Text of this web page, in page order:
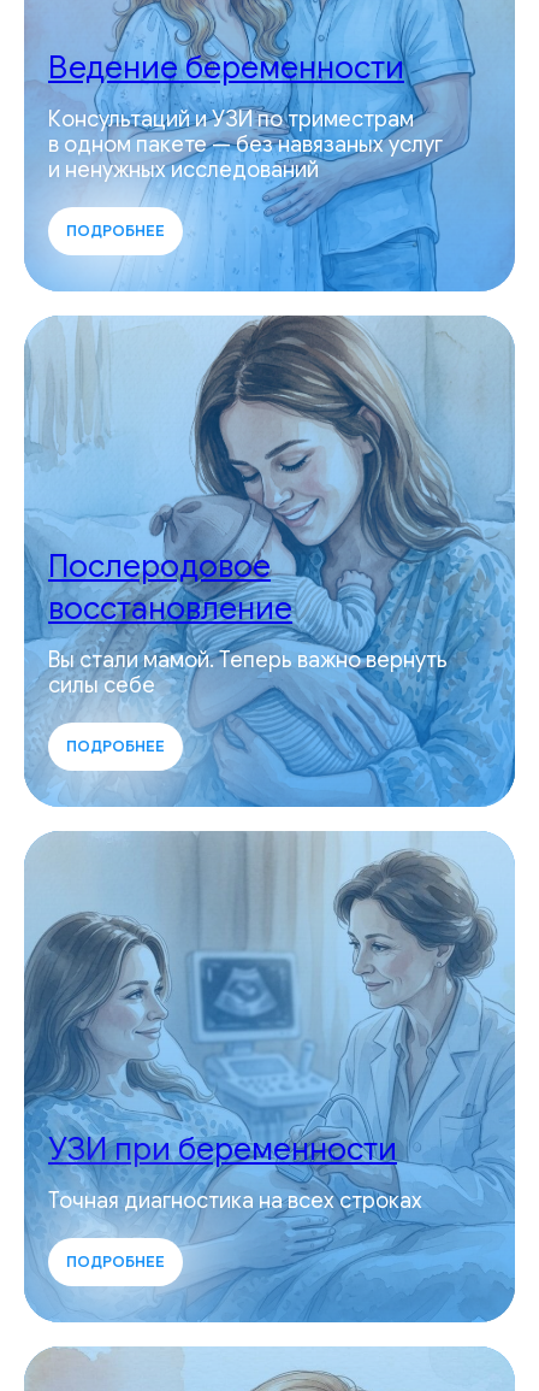
Ведение беременности
Консультаций и УЗИ по триместрам
в одном пакете — без навязаных услуг
и ненужных исследований
ПОДРОБНЕЕ
Послеродовое
восстановление
Вы стали мамой. Теперь важно вернуть
силы себе
ПОДРОБНЕЕ
УЗИ при беременности
Точная диагностика на всех строках
ПОДРОБНЕЕ